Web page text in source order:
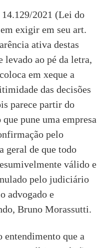
2021 (Lei do
exigir em seu art.
ativa destas
levado ao pé da letra,
em xeque a
das decisões
parece partir do
pune uma empresa
pelo
geral de que todo
válido e
pelo judiciário
advogado e
Bruno Morassutti.
entendimento que a